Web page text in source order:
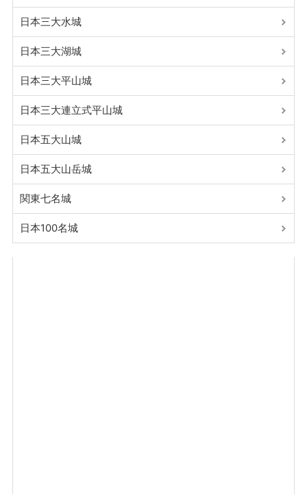
日本三大水城
日本三大湖城
日本三大平山城
日本三大連立式平山城
日本五大山城
日本五大山岳城
関東七名城
日本100名城